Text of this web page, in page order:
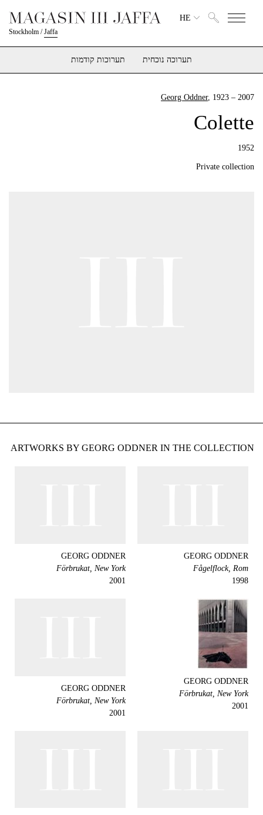
Stockholm /Jaffa
HE
תערוכה נוכחית תערוכות קודמות
Georg Oddner, 1923 – 2007
Colette
1952
Private collection
ARTWORKS BY GEORG ODDNER IN THE COLLECTION
GEORG ODDNER
Fågelflock, Rom
1998
GEORG ODDNER
Förbrukat, New York
2001
GEORG ODDNER
Förbrukat, New York
2001
GEORG ODDNER
Förbrukat, New York
2001